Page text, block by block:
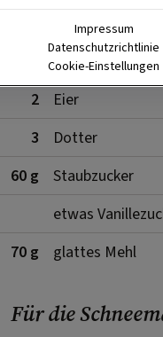
Für die
2
Eier
3
Dotter
60 g
Staubzucker
etwas
70 g
glattes Mehl
Für die
Impressum
Datenschutzrichtlinie
Cookie-Einstellungen